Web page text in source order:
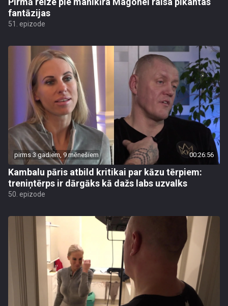
fantāzijas
51. epizode
pirms 3 gadiem, 9 mēnešiem 00:26:56
Kambalu pāris atbild kritikai par kāzu tērpiem:
treniņtērps ir dārgāks kā dažs labs uzvalks
50. epizode